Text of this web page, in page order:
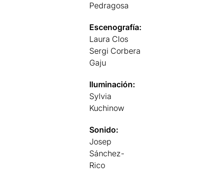
Pedragosa
Escenografía:
Laura Clos
Sergi Corbera
Gaju
Iluminación:
Sylvia
Kuchinow
Sonido:
Josep
Sánchez-
Rico